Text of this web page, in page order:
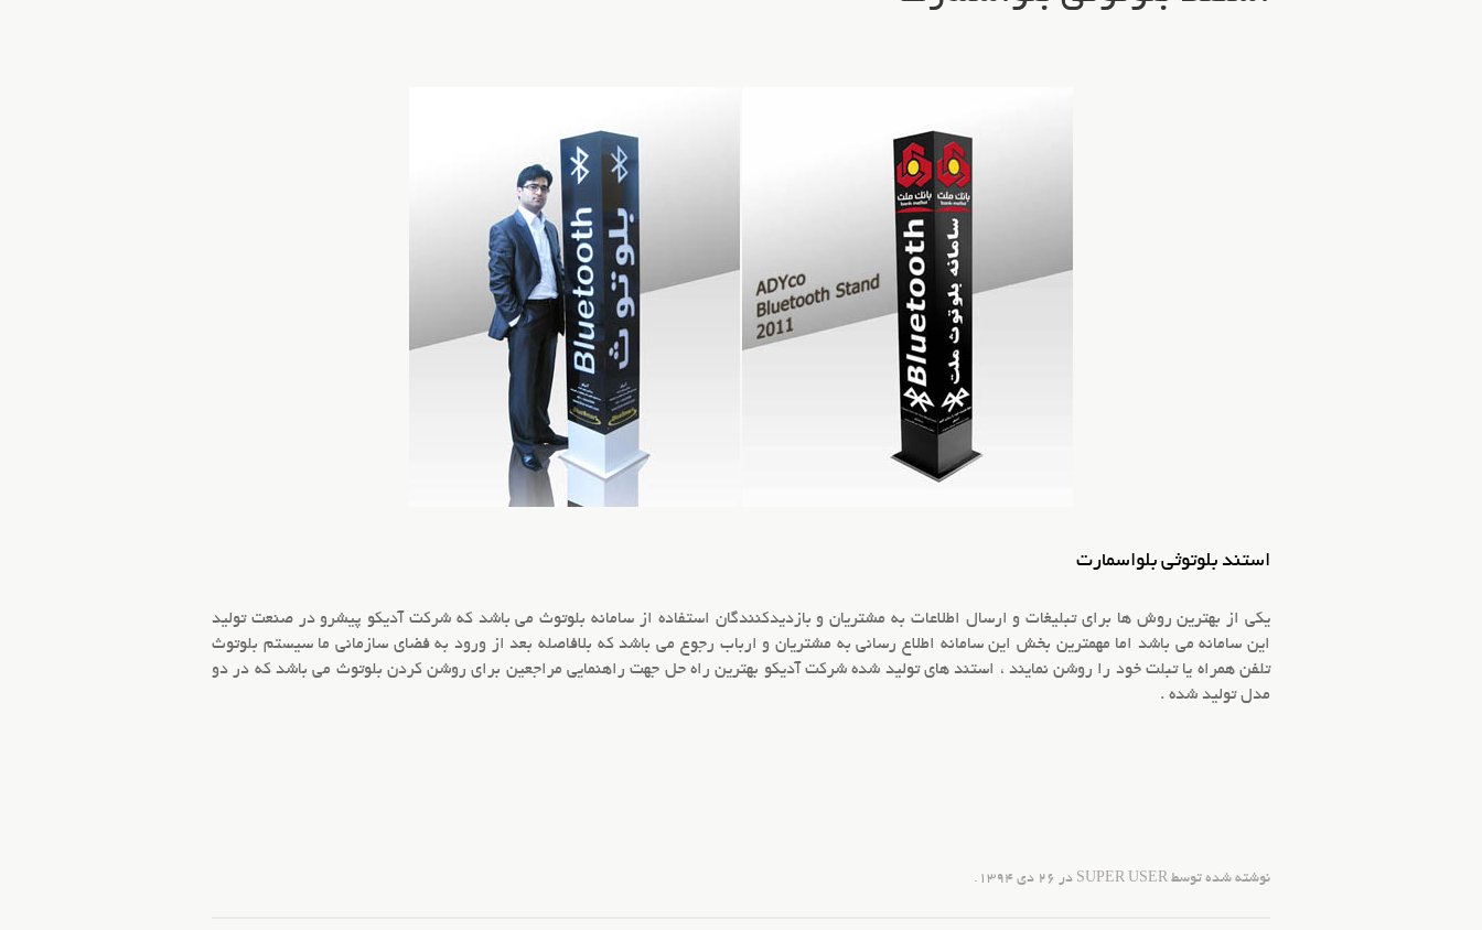
استند بلوتوثی بلواسمارت
یکی از بهترین روش ها برایتبلیغاتو ارسال اطلاعات به مشتریان و بازدیدکنندگان استفاده از سامانه بلوتوثمی باشد که شرکت آدیکو پیشرو در صنعت تولید
این سامانه می باشد اما مهمترین بخش این سامانه اطلاع رسانی به مشتریان و ارباب رجوع می باشد که بلافاصله بعد از ورود به فضای سازمانی ماسیستم بلوتوث
تلفن همراه یا تبلت خود را روشن نمایند ، استند های تولید شده شرکت آدیکو بهترین راه حل جهت راهنمایی مراجعین برای روشن کردن بلوتوث می باشد که در دو
مدل تولید شده .
نوشته شده توسط SUPER USER در 26 دی 1394 .